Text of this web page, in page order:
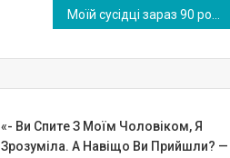
«- Ви Cпитe З Моїм Чоловіком, Я
Зрозуміла. А Навіщо Ви Прийшли? —